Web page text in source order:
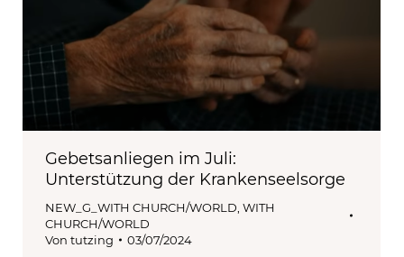
Gebetsanliegen im Juli:
Unterstützung der Krankenseelsorge
NEW_G_WITH CHURCH/WORLD WITH
CHURCH/WORLD
Von tutzing 03/07/2024